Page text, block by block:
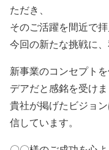
ただき、
そのご活躍を間近で
今回の新たな挑戦に
新事業のコンセプト
デアだと感銘を受けま
貴社が掲げたビジョ
信しています。